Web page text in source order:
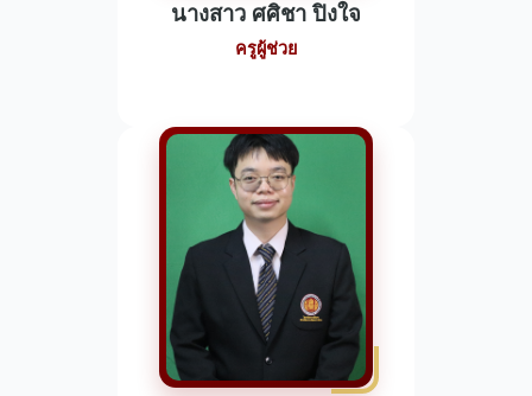
นางสาว ศศิชา ปิงใจ
ครูผู้ช่วย